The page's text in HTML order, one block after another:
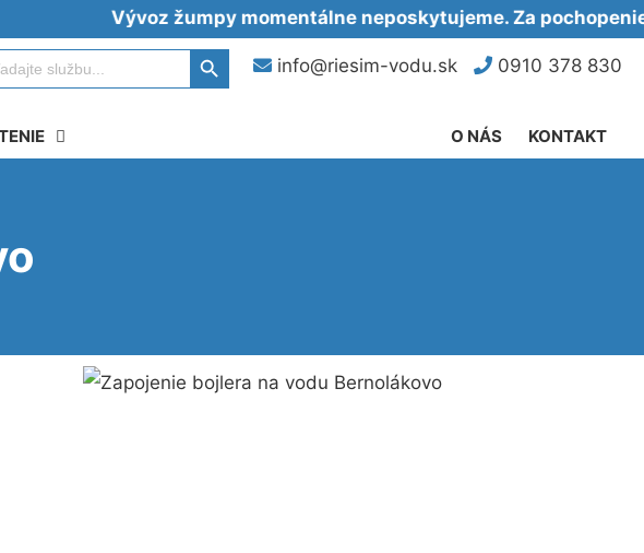
Vývoz žumpy momentálne neposkytujeme. Za pochopenie
info@riesim-vodu.sk 0910 378 830
Search Button
KONTAKT
O NÁS